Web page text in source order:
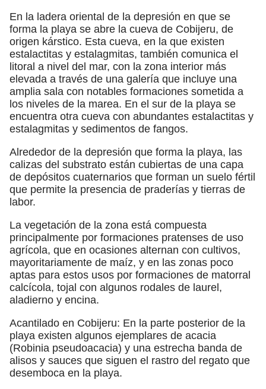
En la ladera oriental de la depresión en que se
forma la playa se abre la cueva de Cobijeru, de
origen kárstico. Esta cueva, en la que existen
estalactitas y estalagmitas, también comunica el
litoral a nivel del mar, con la zona interior más
elevada a través de una galería que incluye una
amplia sala con notables formaciones sometida a
los niveles de la marea. En el sur de la playa se
encuentra otra cueva con abundantes estalactitas y
estalagmitas y sedimentos de fangos.
Alrededor de la depresión que forma la playa, las
calizas del substrato están cubiertas de una capa
de depósitos cuaternarios que forman un suelo fértil
que permite la presencia de praderías y tierras de
labor.
La vegetación de la zona está compuesta
principalmente por formaciones pratenses de uso
agrícola, que en ocasiones alternan con cultivos,
mayoritariamente de maíz, y en las zonas poco
aptas para estos usos por formaciones de matorral
calcícola, tojal con algunos rodales de laurel,
aladierno y encina.
Acantilado en Cobijeru: En la parte posterior de la
playa existen algunos ejemplares de acacia
(Robinia pseudoacacia) y una estrecha banda de
alisos y sauces que siguen el rastro del regato que
desemboca en la playa.